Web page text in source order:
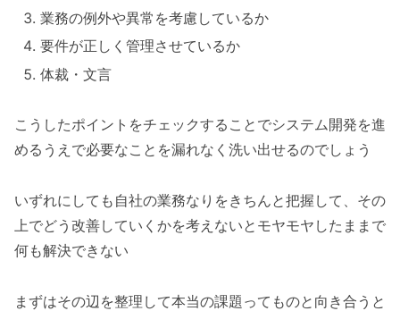
業務の例外や異常を考慮しているか
要件が正しく管理させているか
体裁・文言
こうしたポイントをチェックすることでシステム開発を進
めるうえで必要なことを漏れなく洗い出せるのでしょう
いずれにしても自社の業務なりをきちんと把握して、その
上でどう改善していくかを考えないとモヤモヤしたままで
何も解決できない
まずはその辺を整理して本当の課題ってものと向き合うと